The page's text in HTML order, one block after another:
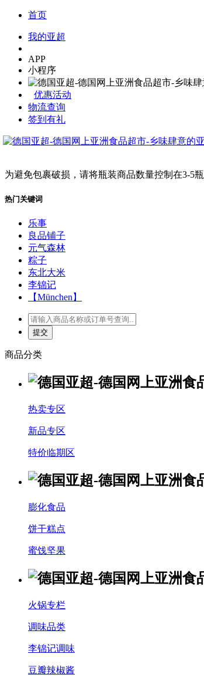
首页
我的亚超
APP
小程序
优惠活动
物流查询
签到有礼
为避免包裹破损，请将瓶装商品数量控制在3-5瓶
热门关键词
乐事
良品铺子
元气森林
粽子
东北大米
李锦记
【München】
商品分类
热卖专区
新品专区
特价临期区
膨化食品
饼干糕点
蜜饯坚果
火锅专栏
调味品类
李锦记调味
豆瓣辣椒酱